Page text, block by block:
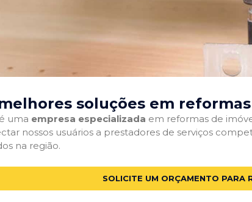
soluções em
uma empresa especializada em reformas de
nossos usuários a prestadores de serviços
na região.
SOLICITE UM ORÇAMENTO PARA